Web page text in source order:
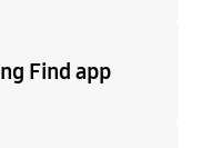
Find app